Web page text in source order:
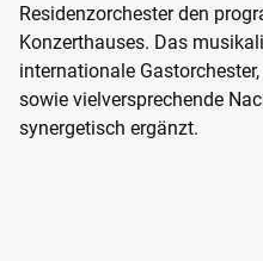
Residenzorchester den
Konzerthauses. Das
internationale
sowie vielversprechende
synergetisch ergänzt.